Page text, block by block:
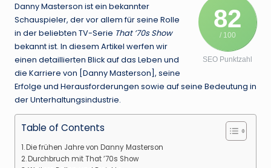
82
/ 100
SEO Punktzahl
Danny Masterson ist ein bekannter
Schauspieler, der vor allem für seine Rolle
in der beliebten TV-Serie That ’70s Show
bekannt ist. In diesem Artikel werfen wir
einen detaillierten Blick auf das Leben und
die Karriere von [Danny Masterson], seine
Erfolge und Herausforderungen sowie auf seine Bedeutung in
der Unterhaltungsindustrie.
Table of Contents
Die frühen Jahre von Danny Masterson
Durchbruch mit That ’70s Show